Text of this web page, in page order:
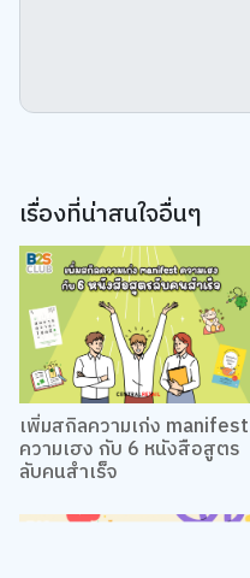
เรื่องที่น่าสนใจอื่นๆ
เพิ่มสกิลความเก่ง manifest
ความเฮง กับ 6 หนังสือสูตร
ลับคนสำเร็จ